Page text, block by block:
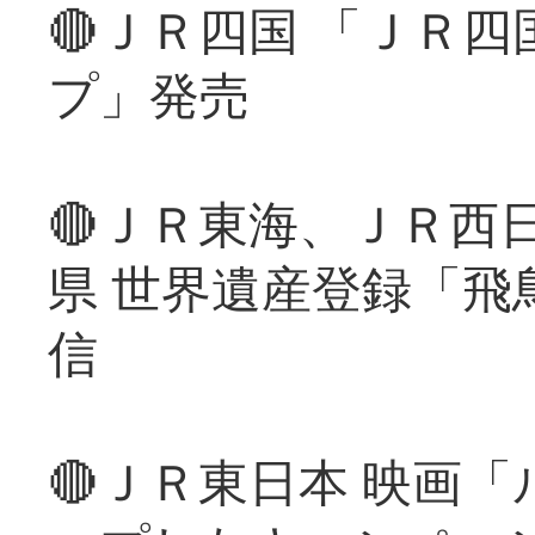
🔴ＪＲ四国 「ＪＲ
プ」発売
🔴ＪＲ東海、ＪＲ西
県 世界遺産登録「
信
🔴ＪＲ東日本 映画